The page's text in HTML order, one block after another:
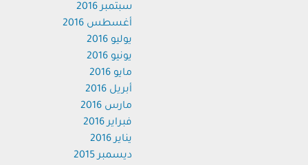
سبتمبر 2016
أغسطس 2016
يوليو 2016
يونيو 2016
مايو 2016
أبريل 2016
مارس 2016
فبراير 2016
يناير 2016
ديسمبر 2015